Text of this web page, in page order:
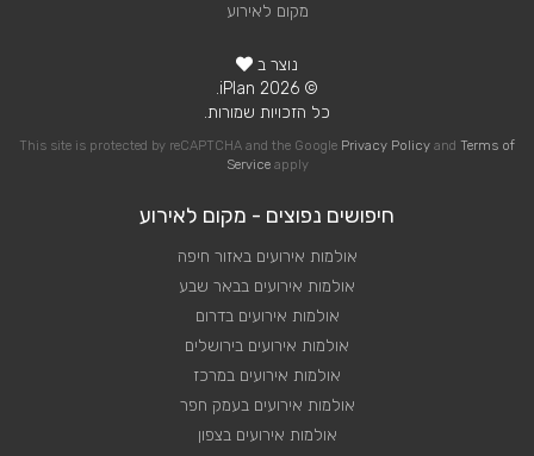
מקום לאירוע
נוצר ב
© 2026 iPlan.
כל הזכויות שמורות.
This site is protected by reCAPTCHA and the Google Privacy Policy and Terms of
Serviceapply
חיפושים נפוצים - מקום לאירוע
אולמות אירועים באזור חיפה
אולמות אירועים בבאר שבע
אולמות אירועים בדרום
אולמות אירועים בירושלים
אולמות אירועים במרכז
אולמות אירועים בעמק חפר
אולמות אירועים בצפון